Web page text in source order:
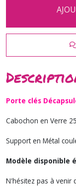
Porte clés
Cabochon en Verre
Support en Métal
Modèle disponible
N'hésitez pas à venir